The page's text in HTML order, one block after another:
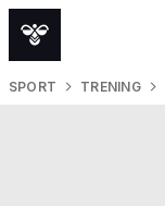
SPORT TRENING